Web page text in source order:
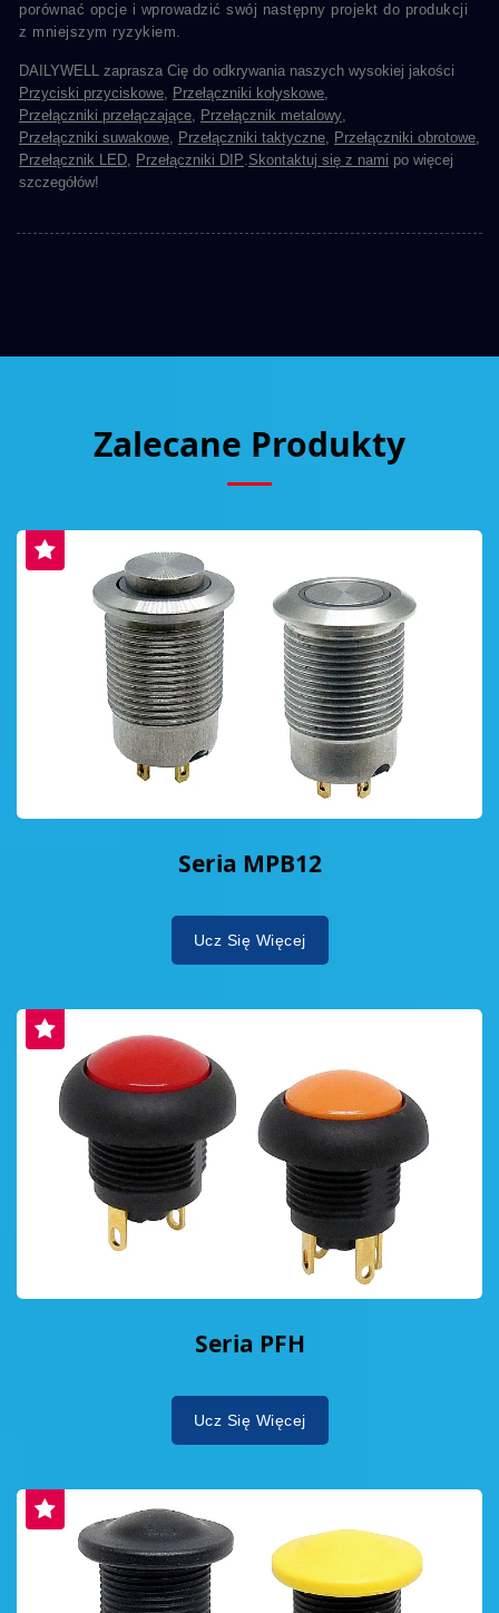
porównać opcje i wprowadzić swój następny projekt do produkcji
z mniejszym ryzykiem.
DAILYWELL zaprasza Cię do odkrywania naszych wysokiej jakości
Przyciski przyciskowe Przełączniki kołyskowe
Przełączniki przełączające Przełącznik metalowy
Przełączniki suwakowe Przełączniki taktyczne Przełączniki obrotowe
Przełącznik LED Przełączniki DIP Skontaktuj się z nami po więcej
szczegółów!
Zalecane Produkty
Seria MPB12
Ucz Się Więcej
Seria PFH
Ucz Się Więcej